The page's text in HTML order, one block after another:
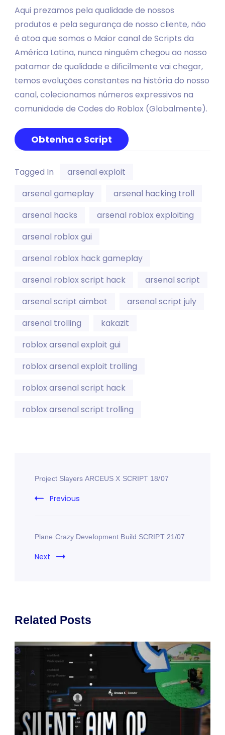
Aqui prezamos pela qualidade de nossos
produtos e pela segurança de nosso cliente, não
é atoa que somos o Maior canal de Scripts da
América Latina, nunca ninguém chegou ao nosso
patamar de qualidade e dificilmente vai chegar,
temos evoluções constantes na história do nosso
canal, colecionamos números expressivos na
comunidade de Codes do Roblox (Globalmente).
Obtenha o Script
Tagged In
arsenal exploit
arsenal gameplay
arsenal hacking troll
arsenal hacks
arsenal roblox exploiting
arsenal roblox gui
arsenal roblox hack gameplay
arsenal roblox script hack
arsenal script
arsenal script aimbot
arsenal script july
arsenal trolling
kakazit
roblox arsenal exploit gui
roblox arsenal exploit trolling
roblox arsenal script hack
roblox arsenal script trolling
Project Slayers ARCEUS X SCRIPT 18/07
Previous
Plane Crazy Development Build SCRIPT 21/07
Next
Related Posts